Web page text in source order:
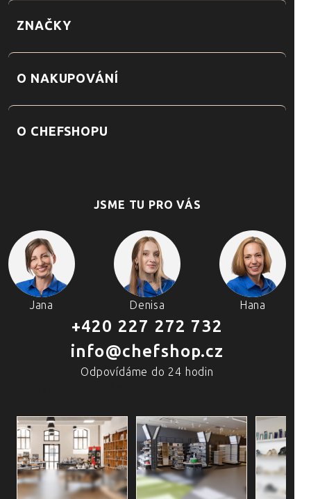
ZNAČKY
O NAKUPOVÁNÍ
O CHEFSHOPU
JSME TU PRO VÁS
Jana Denisa Hana
+420 227 272 732
info@chefshop.cz
Odpovídáme do 24 hodin